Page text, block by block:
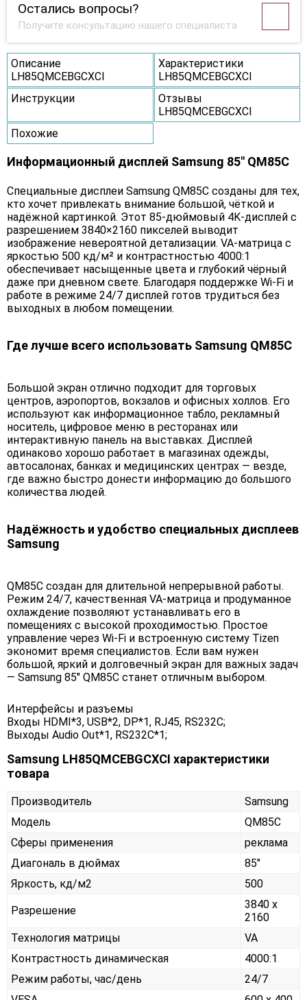
Остались вопросы?
Получите консультацию нашего специалиста
Описание
LH85QMCEBGCXCI
Характеристики
LH85QMCEBGCXCI
Инструкции
Отзывы
LH85QMCEBGCXCI
Похожие
Информационный дисплей Samsung 85" QM85C
Специальные дисплеи Samsung QM85C созданы для тех,
кто хочет привлекать внимание большой, чёткой и
надёжной картинкой. Этот 85-дюймовый 4K-дисплей с
разрешением 3840×2160 пикселей выводит
изображение невероятной детализации. VA-матрица с
яркостью 500 кд/м² и контрастностью 4000:1
обеспечивает насыщенные цвета и глубокий чёрный
даже при дневном свете. Благодаря поддержке Wi-Fi и
работе в режиме 24/7 дисплей готов трудиться без
выходных в любом помещении.
Где лучше всего использовать Samsung QM85C
Большой экран отлично подходит для торговых
центров, аэропортов, вокзалов и офисных холлов. Его
используют как информационное табло, рекламный
носитель, цифровое меню в ресторанах или
интерактивную панель на выставках. Дисплей
одинаково хорошо работает в магазинах одежды,
автосалонах, банках и медицинских центрах — везде,
где важно быстро донести информацию до большого
количества людей.
Надёжность и удобство специальных дисплеев
Samsung
QM85C создан для длительной непрерывной работы.
Режим 24/7, качественная VA-матрица и продуманное
охлаждение позволяют устанавливать его в
помещениях с высокой проходимостью. Простое
управление через Wi-Fi и встроенную систему Tizen
экономит время специалистов. Если вам нужен
большой, яркий и долговечный экран для важных задач
— Samsung 85" QM85C станет отличным выбором.
Интерфейсы и разъемы
Входы HDMI*3, USB*2, DP*1, RJ45, RS232С;
Выходы Audio Out*1, RS232C*1;
Samsung LH85QMCEBGCXCI характеристики
товара
Производитель
Samsung
Модель
QM85C
Сферы применения
реклама
Диагональ в дюймах
85"
Яркость, кд/м2
500
Разрешение
3840 x
2160
Технология матрицы
VA
Контрастность динамическая
4000:1
Режим работы, час/день
24/7